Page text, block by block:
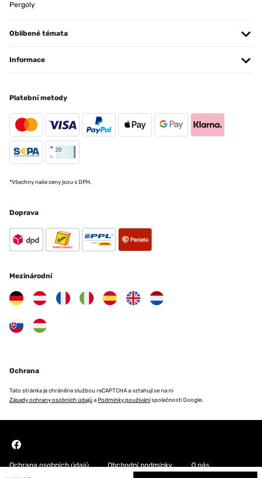
Pergoly
Oblíbené témata
Informace
Platební metody
*Všechny naše ceny jsou s DPH.
Doprava
Mezinárodní
Ochrana
Tato stránka je chráněna službou reCAPTCHA a vztahují se na ni
Zásady ochrany osobních údajů aPodmínky používáníspolečnosti Google.
Ochrana osobních údajů Obchodní podmínky O nás